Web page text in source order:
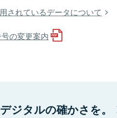
されているデータについて
の変更案内
ジタルの確かさを。